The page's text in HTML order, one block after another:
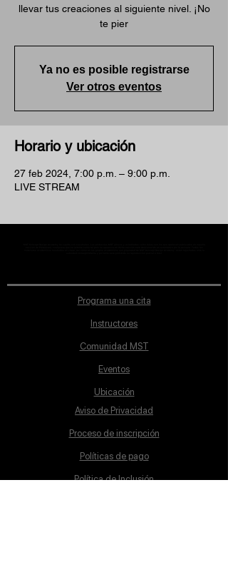
llevar tus creaciones al siguiente nivel. ¡No
te pier
Ya no es posible registrarse
Ver otros eventos
Horario y ubicación
27 feb 2024, 7:00 p.m. – 9:00 p.m.
LIVE STREAM
Programa una cita
Instructores
Comunidad MST
Eventos
Ubicación
Aviso de Privacidad
Proceso de inscripción
Políticas de pago
Política de Inclusión